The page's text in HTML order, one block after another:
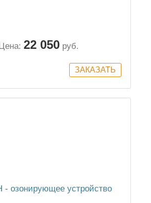
22 050 руб.
озонирующее устройство